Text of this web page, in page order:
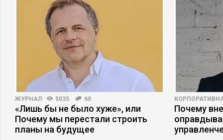
ЖУРНАЛ 5035 60
«Лишь бы не было хуже», или
Почему мы перестали строить
планы на будущее
Почему